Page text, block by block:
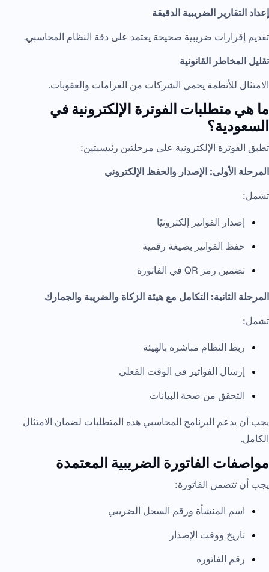
إعداد التقارير الضريبية الدقيقة
تقديم إقرارات ضريبية صحيحة يعتمد على دقة النظام المحاسبي.
تقليل المخاطر القانونية
الامتثال للأنظمة يحمي الشركات من الغرامات والعقوبات.
ما هي متطلبات الفوترة الإلكترونية في
السعودية؟
تطبق الفوترة الإلكترونية على مرحلتين رئيسيتين:
المرحلة الأولى: الإصدار والحفظ الإلكتروني
تشمل:
إصدار الفواتير إلكترونيًا
حفظ الفواتير بصيغة رقمية
تضمين رمز QR في الفاتورة
المرحلة الثانية: التكامل مع هيئة الزكاة والضريبة والجمارك
تشمل:
ربط النظام مباشرة بالهيئة
إرسال الفواتير في الوقت الفعلي
التحقق من صحة البيانات
يجب أن يدعم البرنامج المحاسبي هذه المتطلبات لضمان الامتثال
الكامل.
مواصفات الفاتورة الضريبية المعتمدة
يجب أن تتضمن الفاتورة:
اسم المنشأة ورقم السجل الضريبي
تاريخ ووقت الإصدار
رقم الفاتورة